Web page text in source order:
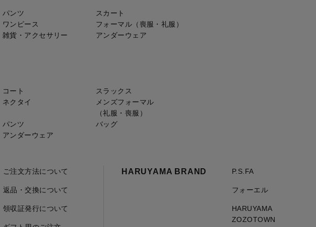
パンツ
スカート
ワンピース
フォーマル（喪服・礼服）
雑貨・アクセサリー
アンダーウェア
コート
スラックス
ネクタイ
メンズフォーマル
（礼服・喪服）
パンツ
バッグ
アンダーウェア
ご注文方法について
返品・交換について
領収証発行について
HARUYAMA BRAND P.S.FA
フォーエル
HARUYAMA
ZOZOTOWN